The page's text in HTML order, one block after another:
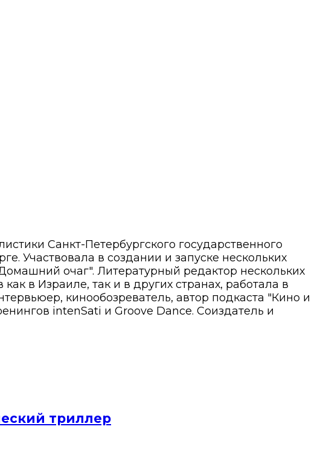
Санкт-Петербургского государственного
Участвовала в создании и запуске нескольких
очаг". Литературный редактор нескольких
в Израиле, так и в других странах, работала в
кинообозреватель, автор подкаста "Кино и
intenSati и Groove Dance. Соиздатель и
триллер